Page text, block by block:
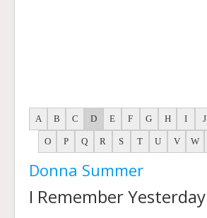
A B C D E F G H I J
O P Q R S T U V W
Donna Summer
I Remember Yesterday